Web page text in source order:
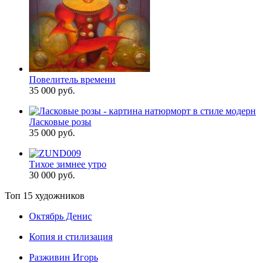
Повелитель времени
35 000 руб.
Ласковые розы
35 000 руб.
Тихое зимнее утро
30 000 руб.
Топ 15 художников
Октябрь Денис
Копия и стилизация
Разживин Игорь